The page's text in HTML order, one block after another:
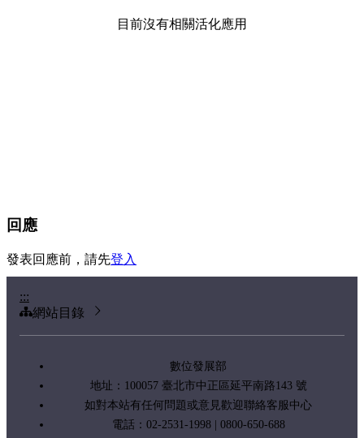
目前沒有相關活化應用
回應
發表回應前，請先登入
:::
網站目錄
數位發展部
地址：100057 臺北市中正區延平南路143 號
如對本站有任何問題或意見歡迎聯絡客服中心
電話：02-2531-1998 | 0800-650-688